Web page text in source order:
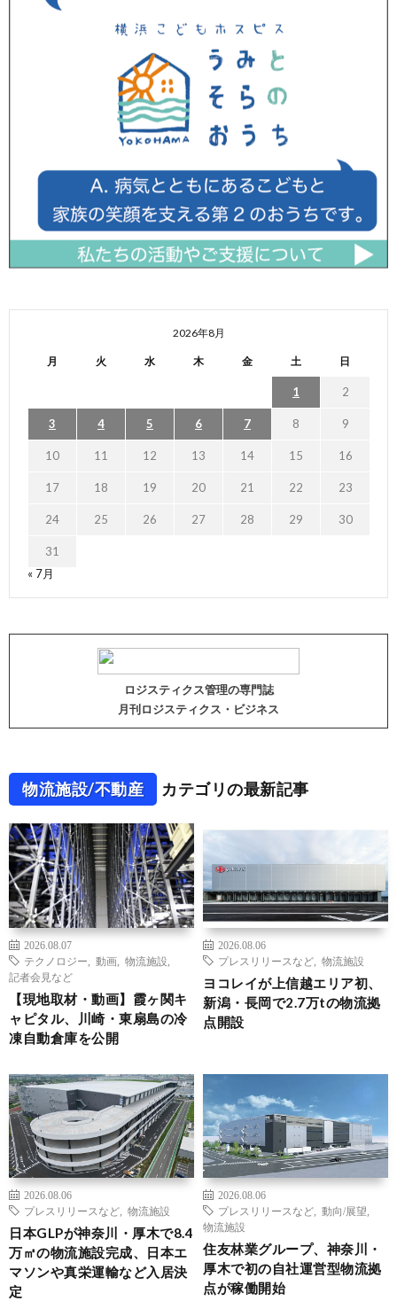
2026年8月
月 火 水 木 金 土 日
1 2
3 4 5 6 7 8 9
10 11 12 13 14 15 16
17 18 19 20 21 22 23
24 25 26 27 28 29 30
31
« 7月
ロジスティクス管理の専門誌
月刊ロジスティクス・ビジネス
物流施設/不動産 カテゴリの最新記事
2026.08.07
テクノロジー
動画 物流施設
記者会見など
【現地取材・動画】霞ヶ関キ
ャピタル、川崎・東扇島の冷
凍自動倉庫を公開
2026.08.06
プレスリリースなど
物流施設
ヨコレイが上信越エリア初、
新潟・長岡で2.7万tの物流拠
点開設
2026.08.06
プレスリリースなど
物流施設
日本GLPが神奈川・厚木で8.4
万㎡の物流施設完成、日本エ
マソンや真栄運輸など入居決
定
2026.08.06
プレスリリースなど
動向/展望
物流施設
住友林業グループ、神奈川・
厚木で初の自社運営型物流拠
点が稼働開始